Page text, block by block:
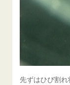
先ずはひび割